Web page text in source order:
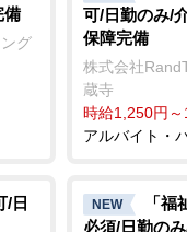
備
グ
可/日勤のみ/
保障完備
株式会社
蔵寺
時給1,250円～
アルバイト・
/日
NEW
「
必須/日勤の